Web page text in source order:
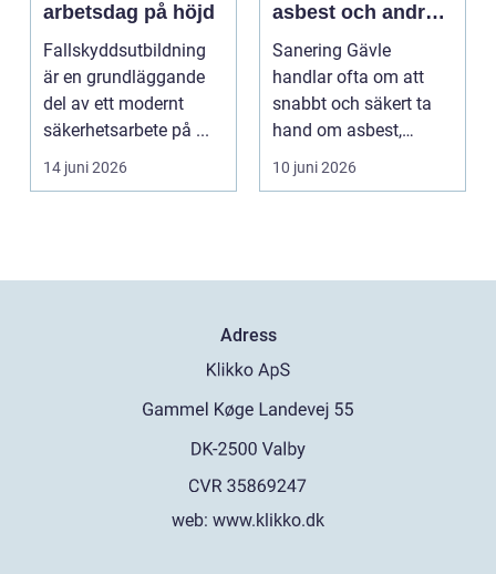
arbetsdag på höjd
Fallskyddsutbildning
är en grundläggande
del av ett modernt
säkerhetsarbete på ...
14 juni 2026
asbest och andra
skador
Sanering Gävle
handlar ofta om att
snabbt och säkert ta
hand om asbest,
mögel, brand-...
10 juni 2026
Adress
web: www.klikko.dk